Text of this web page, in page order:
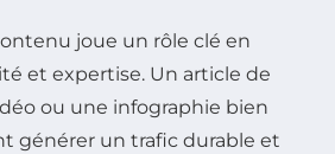
joue un rôle clé en
et expertise. Un article de
ou une infographie bien
générer un trafic durable et